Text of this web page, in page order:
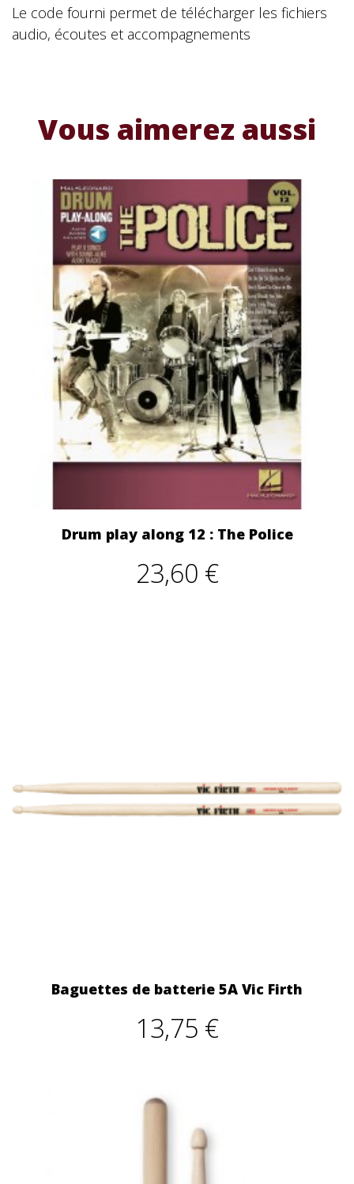
Le code fourni permet de télécharger les fichiers
audio, écoutes et accompagnements
Vous aimerez aussi
Drum play along 12 : The Police
23,60 €
Baguettes de batterie 5A Vic Firth
13,75 €